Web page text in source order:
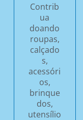
Contrib
ua
doando
roupas,
calçado
s,
acessóri
os,
brinque
dos,
utensílio